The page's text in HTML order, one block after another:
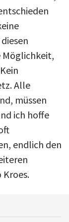
Möglichkeit,
Alle
müssen
ich hoffe
endlich den